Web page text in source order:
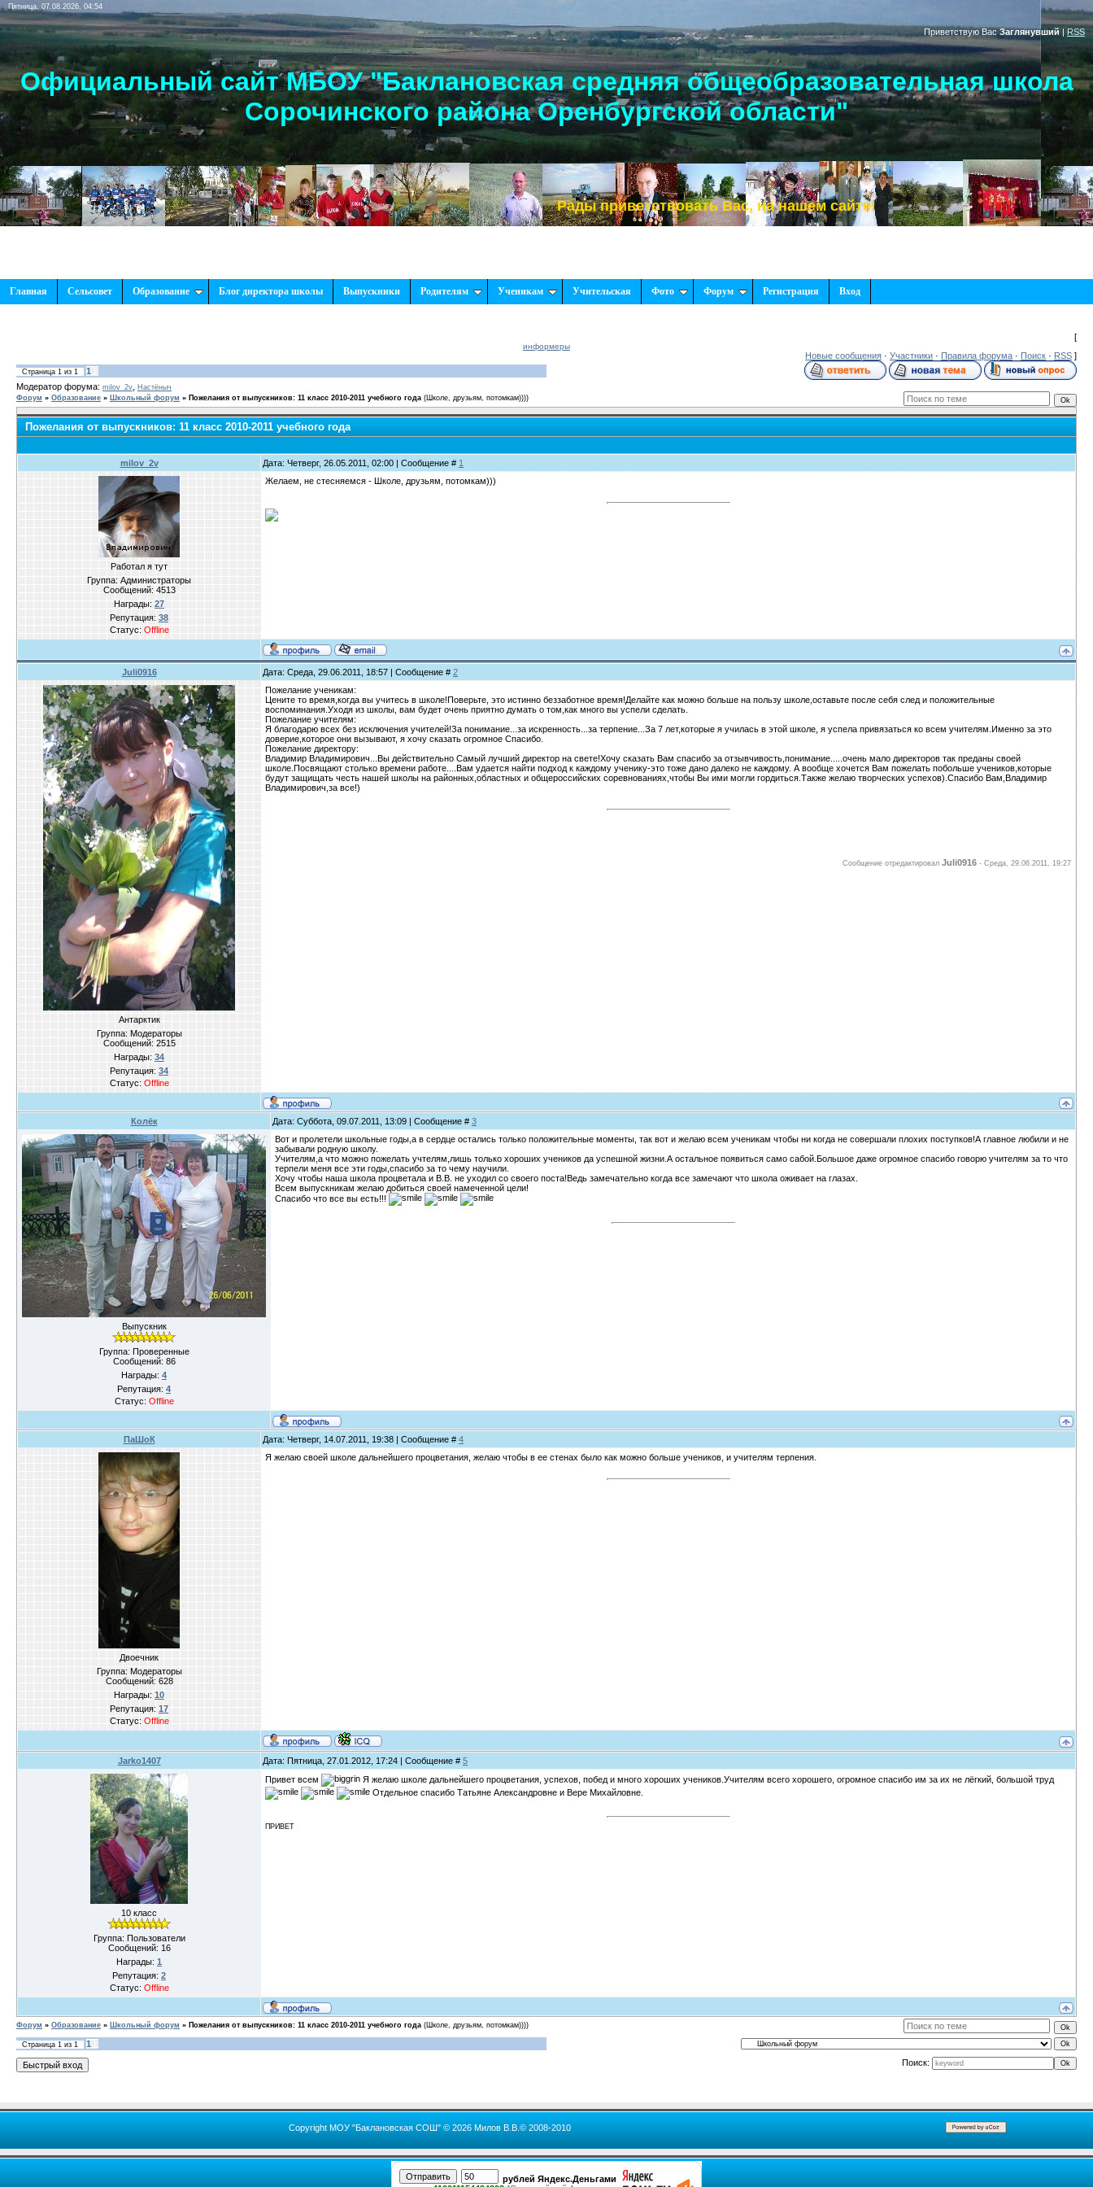
Пятница, 07.08.2026, 04:54
Приветствую Вас Заглянувший | RSS
Официальный сайт МБОУ "Баклановская средняя общеобразовательная школа
Сорочинского района Оренбургской области"
Рады приветствовать Вас, на нашем сайте!
Главная Сельсовет Образование Блог директора школы Выпускники Родителям Ученикам Учительская Фото Форум Регистрация Вход
[
информеры
Новые сообщения · Участники · Правила форума · Поиск · RSS ]
Страница 1 из 1
1
Модератор форума: milov_2v, Настёныч
Форум » Образование » Школьный форум » Пожелания от выпускников: 11 класс 2010-2011 учебного года (Школе, друзьям, потомкам))))
Пожелания от выпускников: 11 класс 2010-2011 учебного года
milov_2v Дата: Четверг, 26.05.2011, 02:00 | Сообщение # 1
Работал я тут
Группа: Администраторы
Сообщений: 4513
Награды: 27
Репутация: 38
Статус: Offline
Желаем, не стесняемся - Школе, друзьям, потомкам)))
Juli0916 Дата: Среда, 29.06.2011, 18:57 | Сообщение # 2
Антарктик
Группа: Модераторы
Сообщений: 2515
Награды: 34
Репутация: 34
Статус: Offline
Пожелание ученикам:
Цените то время,когда вы учитесь в школе!Поверьте, это истинно беззаботное время!Делайте как можно больше на пользу школе,оставьте после себя след и положительные
воспоминания.Уходя из школы, вам будет очень приятно думать о том,как много вы успели сделать.
Пожелание учителям:
Я благодарю всех без исключения учителей!За понимание...за искренность...за терпение...За 7 лет,которые я училась в этой школе, я успела привязаться ко всем учителям.Именно за это
доверие,которое они вызывают, я хочу сказать огромное Спасибо.
Пожелание директору:
Владимир Владимирович...Вы действительно Самый лучший директор на свете!Хочу сказать Вам спасибо за отзывчивость,понимание.....очень мало директоров так преданы своей
школе.Посвящают столько времени работе....Вам удается найти подход к каждому ученику-это тоже дано далеко не каждому. А вообще хочется Вам пожелать побольше учеников,которые
будут защищать честь нашей школы на районных,областных и общероссийских соревнованиях,чтобы Вы ими могли гордиться.Также желаю творческих успехов).Спасибо Вам,Владимир
Владимирович,за все!)
Сообщение отредактировал Juli0916 - Среда, 29.06.2011, 19:27
Колёк Дата: Суббота, 09.07.2011, 13:09 | Сообщение # 3
Выпускник
Группа: Проверенные
Сообщений: 86
Награды: 4
Репутация: 4
Статус: Offline
Вот и пролетели школьные годы,а в сердце остались только положительные моменты, так вот и желаю всем ученикам чтобы ни когда не совершали плохих поступков!А главное любили и не
забывали родную школу.
Учителям,а что можно пожелать учтелям,лишь только хороших учеников да успешной жизни.А остальное появиться само сабой.Большое даже огромное спасибо говорю учителям за то что
терпели меня все эти годы,спасибо за то чему научили.
Хочу чтобы наша школа процветала и В.В. не уходил со своего поста!Ведь замечательно когда все замечают что школа оживает на глазах.
Всем выпускникам желаю добиться своей намеченной цели!
Спасибо что все вы есть!!!
ПаШоК Дата: Четверг, 14.07.2011, 19:38 | Сообщение # 4
Двоечник
Группа: Модераторы
Сообщений: 628
Награды: 10
Репутация: 17
Статус: Offline
Я желаю своей школе дальнейшего процветания, желаю чтобы в ее стенах было как можно больше учеников, и учителям терпения.
Jarko1407 Дата: Пятница, 27.01.2012, 17:24 | Сообщение # 5
10 класс
Группа: Пользователи
Сообщений: 16
Награды: 1
Репутация: 2
Статус: Offline
Привет всем
Я желаю школе дальнейшего процветания, успехов, побед и много хороших учеников.Учителям всего хорошего, огромное спасибо им за их не лёгкий, большой труд
Отдельное спасибо Татьяне Александровне и Вере Михайловне.
ПРИВЕТ
Форум » Образование » Школьный форум » Пожелания от выпускников: 11 класс 2010-2011 учебного года (Школе, друзьям, потомкам))))
Страница 1 из 1
1
Поиск:
Copyright МОУ "Баклановская СОШ" © 2026 Милов В.В.© 2008-2010
рублей Яндекс.Деньгами